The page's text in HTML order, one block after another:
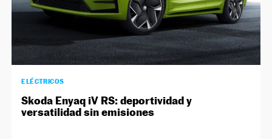
ELÉCTRICOS
Skoda Enyaq iV RS: deportividad y
versatilidad sin emisiones